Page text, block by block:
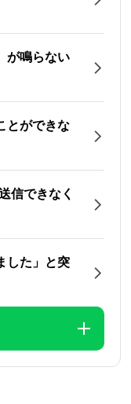
が鳴らない
とができな
信できなく
した」と突